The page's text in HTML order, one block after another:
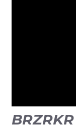
BRZRKR